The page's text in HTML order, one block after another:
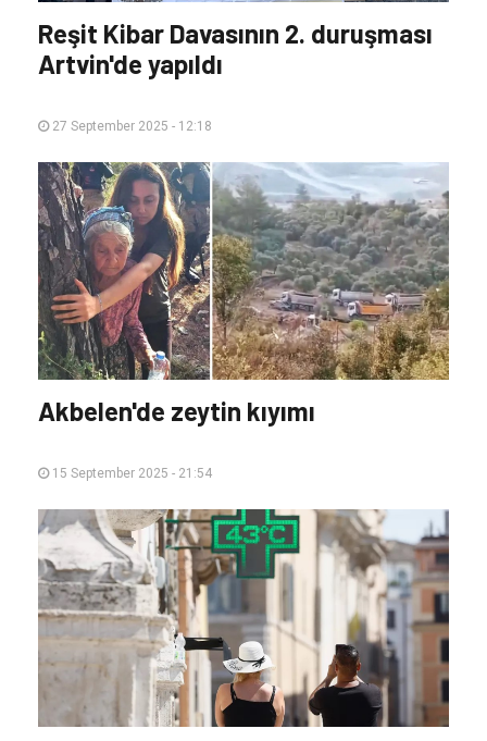
Reşit Kibar Davasının 2. duruşması
Artvin'de yapıldı
27 September 2025 - 12:18
Akbelen'de zeytin kıyımı
15 September 2025 - 21:54